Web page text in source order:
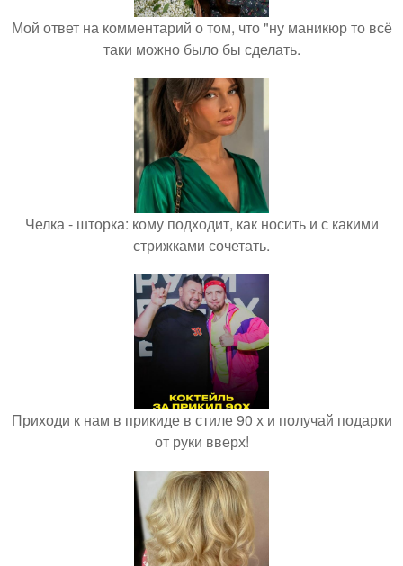
Мой ответ на комментарий о том, что "ну маникюр то всё
таки можно было бы сделать.
Челка - шторка: кому подходит, как носить и с какими
стрижками сочетать.
Приходи к нам в прикиде в стиле 90 х и получай подарки
от руки вверх!